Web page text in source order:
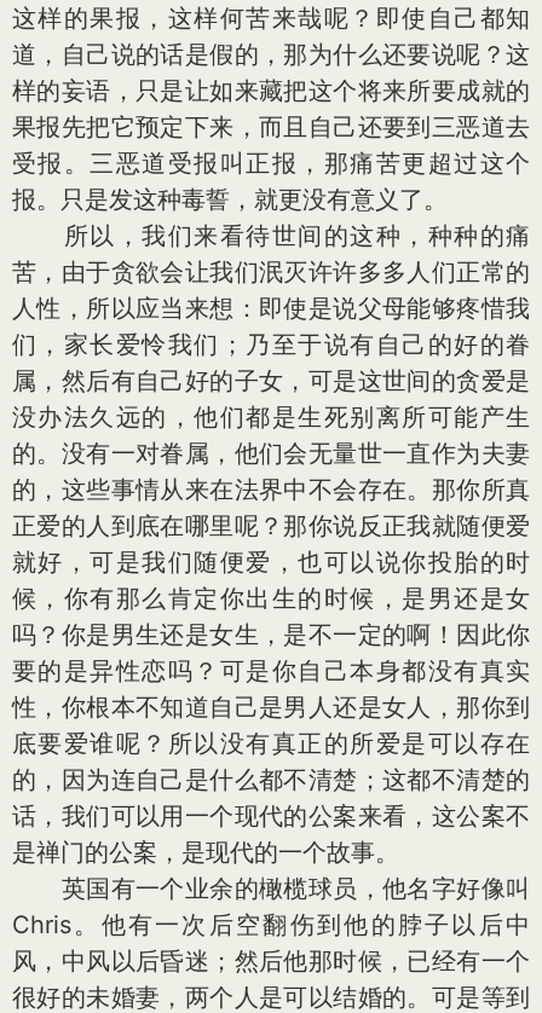
这样的果报，这样何苦来哉呢？即使自己都知
道，自己说的话是假的，那为什么还要说呢？这
样的妄语，只是让如来藏把这个将来所要成就的
果报先把它预定下来，而且自己还要到三恶道去
受报。三恶道受报叫正报，那痛苦更超过这个
报。只是发这种毒誓，就更没有意义了。
所以，我们来看待世间的这种，种种的痛
苦，由于贪欲会让我们泯灭许许多多人们正常的
人性，所以应当来想：即使是说父母能够疼惜我
们，家长爱怜我们；乃至于说有自己的好的眷
属，然后有自己好的子女，可是这世间的贪爱是
没办法久远的，他们都是生死别离所可能产生
的。没有一对眷属，他们会无量世一直作为夫妻
的，这些事情从来在法界中不会存在。那你所真
正爱的人到底在哪里呢？那你说反正我就随便爱
就好，可是我们随便爱，也可以说你投胎的时
候，你有那么肯定你出生的时候，是男还是女
吗？你是男生还是女生，是不一定的啊！因此你
要的是异性恋吗？可是你自己本身都没有真实
性，你根本不知道自己是男人还是女人，那你到
底要爱谁呢？所以没有真正的所爱是可以存在
的，因为连自己是什么都不清楚；这都不清楚的
话，我们可以用一个现代的公案来看，这公案不
是禅门的公案，是现代的一个故事。
英国有一个业余的橄榄球员，他名字好像叫
Chris。他有一次后空翻伤到他的脖子以后中
风，中风以后昏迷；然后他那时候，已经有一个
很好的未婚妻，两个人是可以结婚的。可是等到